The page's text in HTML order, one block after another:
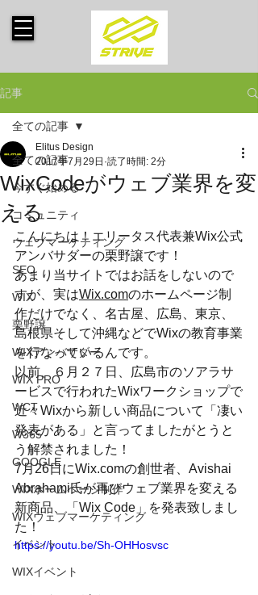
記事
全ての記事
今すぐ始める
コミュニティ
ウェブマーケティング
SEO
WIX
栗野譲
WIXアンバサダー
WIX PRO
WCT
W365
GOOGLE
WIXホームページ制作
WIXウェブマーケティング
イベント
WIXイベント
全ての記事
WixCodeがウェブ業界を変
える
Elitus Design
2017年7月29日 読了時間: 2分
こんにちは！エリータス代表兼Wix公式
アンバサダーの栗野譲です！
あまり当サイトではお話をしないので
すが、実はWix.comのホームページ制
作だけでなく、名古屋、広島、東京、
島根県そして沖縄などでWixの教育事業
を行なっているんです。
以前、６月２７日、広島市のソアラサ
ービスで行われたWixワークショップで
近々Wixから新しい商品について「凄い
発表がある」と言ってましたがとうと
う解禁されました！
7月26日にWix.comの創世者、Avishai
Abrahami氏が再びウェブ業界を変える
新商品、「Wix Code」を発表致しまし
た！
https://youtu.be/Sh-OHHosvsc